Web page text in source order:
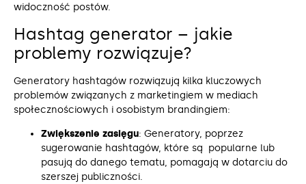
widoczność postów.
Hashtag generator – jakie
problemy rozwiązuje?
Generatory hashtagów rozwiązują kilka kluczowych
problemów związanych z marketingiem w mediach
społecznościowych i osobistym brandingiem:
Zwiększenie zasięgu: Generatory, poprzez
sugerowanie hashtagów, które są popularne lub
pasują do danego tematu, pomagają w dotarciu do
szerszej publiczności.